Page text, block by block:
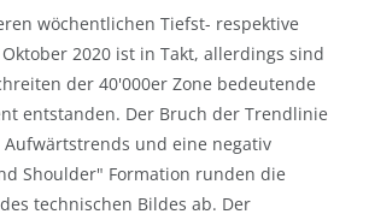
wöchentlichen Tiefst- respektive
2020 ist in Takt, allerdings sind
der 40'000er Zone bedeutende
entstanden. Der Bruch der Trendlinie
und eine negativ
Shoulder" Formation runden die
technischen Bildes ab. Der